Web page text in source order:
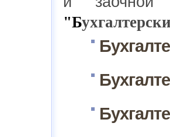
"Б